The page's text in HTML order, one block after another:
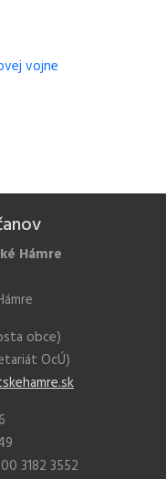
vojne
Hámre
obce)
OcÚ)
3182 3552